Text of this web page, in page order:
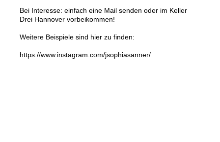
Bei Interesse: einfach eine Mail senden oder im Keller
Drei Hannover vorbeikommen!
Weitere Beispiele sind hier zu finden:
https://www.instagram.com/jsophiasanner/